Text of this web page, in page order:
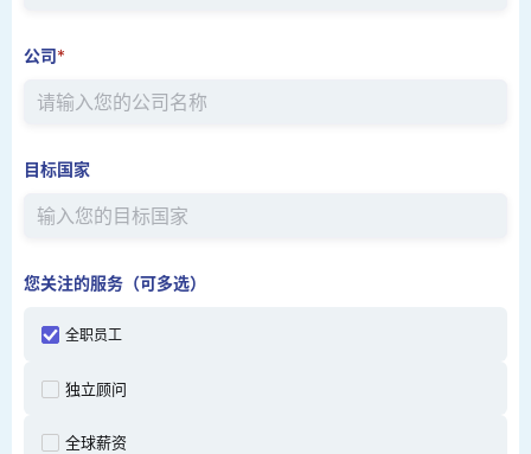
公司*
目标国家
您关注的服务（可多选）
全职员工
独立顾问
全球薪资